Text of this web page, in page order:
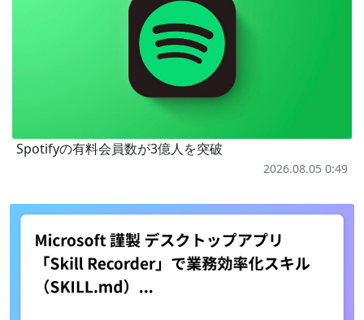
Spotifyの有料会員数が3億人を突破
2026.08.05 0:49